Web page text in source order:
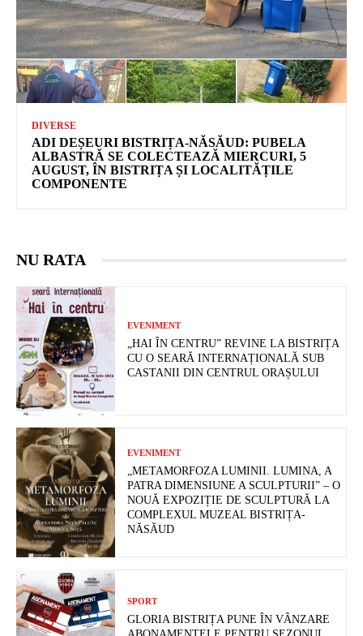
DIVERSE
ADI DEȘEURI BISTRIȚA-NĂSĂUD: PUBELA
ALBASTRĂ SE COLECTEAZĂ MIERCURI, 5
AUGUST, ÎN BISTRIȚA ȘI LOCALITĂȚILE
COMPONENTE
NU RATA
EVENIMENT
„HAI ÎN CENTRU” REVINE LA BISTRIȚA
CU O SEARĂ INTERNAȚIONALĂ SUB
CASTANII DIN CENTRUL ORAȘULUI
EVENIMENT
„METAMORFOZA LUMINII. LUMINA, A
PATRA DIMENSIUNE A SCULPTURII” – O
NOUĂ EXPOZIȚIE DE SCULPTURĂ LA
COMPLEXUL MUZEAL BISTRIȚA-
NĂSĂUD
SPORT
GLORIA BISTRIȚA PUNE ÎN VÂNZARE